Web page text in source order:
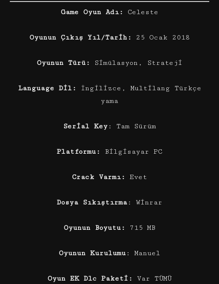
Game Oyun Adı: Celeste
Oyunun Çıkış Yıl/Tarih: 25 Ocak 2018
Oyunun Türü: Simülasyon, Strateji
Language Dil: İngilizce, Multilang Türkçe
yama
Serial Key : Tam Sürüm
Platformu: Bilgisayar PC
Crack Varmı: Evet
Dosya Sıkıştırma : Winrar
Oyunun Boyutu: 715 MB
Oyunun Kurulumu : Manuel
Oyun EK Dlc Paketi: Var TÜMÜ